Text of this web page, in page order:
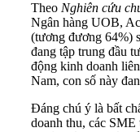
Theo Nghiên cứu
Ngân hàng UOB,
(tương đương 64%)
đang tập trung đầu
động kinh doanh
Nam, con số này
Đáng chú ý là bất
doanh thu, các SME